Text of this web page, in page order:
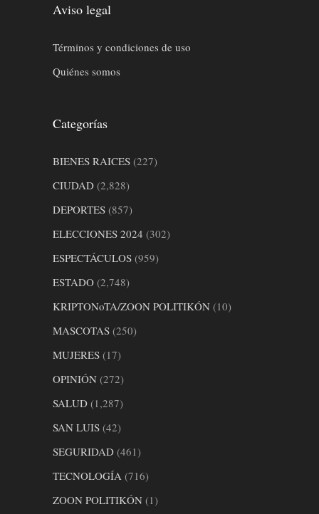
Aviso legal
Términos y condiciones de uso
Quiénes somos
Categorías
BIENES RAICES (227)
CIUDAD (2,828)
DEPORTES (857)
ELECCIONES 2024 (302)
ESPECTÁCULOS (959)
ESTADO (2,748)
KRIPTONoTA/ZOON POLITIKÓN (10)
MASCOTAS (250)
MUJERES (17)
OPINIÓN (272)
SALUD (1,287)
SAN LUIS (42)
SEGURIDAD (461)
TECNOLOGÍA (716)
ZOON POLITIKÓN (1)